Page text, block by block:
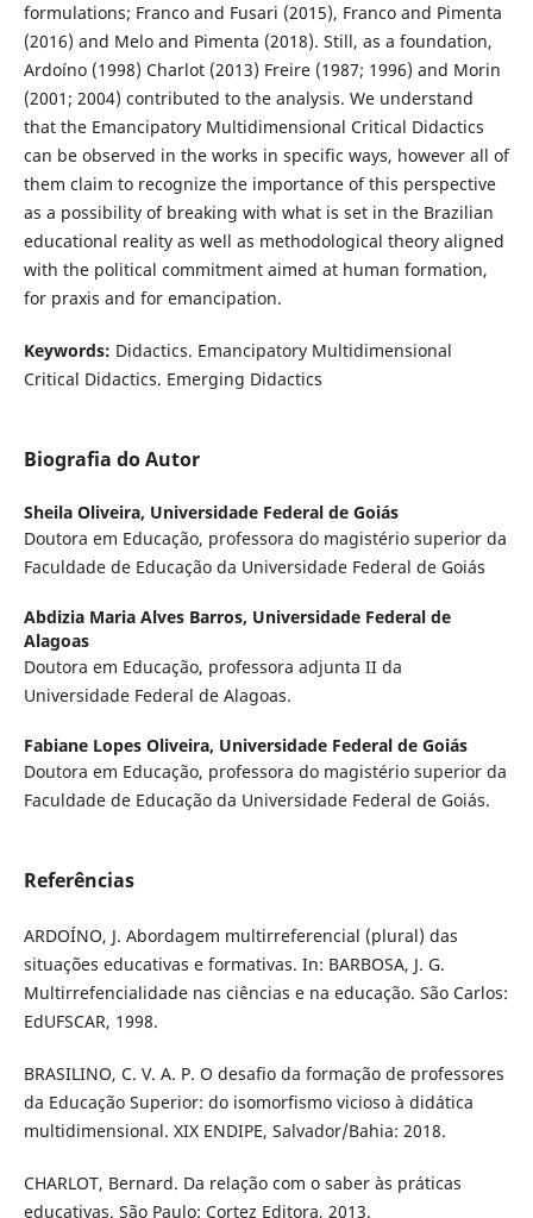
formulations; Franco and Fusari (2015), Franco and Pimenta
(2016) and Melo and Pimenta (2018). Still, as a foundation,
Ardoíno (1998) Charlot (2013) Freire (1987; 1996) and Morin
(2001; 2004) contributed to the analysis. We understand
that the Emancipatory Multidimensional Critical Didactics
can be observed in the works in specific ways, however all of
them claim to recognize the importance of this perspective
as a possibility of breaking with what is set in the Brazilian
educational reality as well as methodological theory aligned
with the political commitment aimed at human formation,
for praxis and for emancipation.
Keywords: Didactics. Emancipatory Multidimensional
Critical Didactics. Emerging Didactics
Biografia do Autor
Sheila Oliveira, Universidade Federal de Goiás
Doutora em Educação, professora do magistério superior da
Faculdade de Educação da Universidade Federal de Goiás
Abdizia Maria Alves Barros, Universidade Federal de
Alagoas
Doutora em Educação, professora adjunta II da
Universidade Federal de Alagoas.
Fabiane Lopes Oliveira, Universidade Federal de Goiás
Doutora em Educação, professora do magistério superior da
Faculdade de Educação da Universidade Federal de Goiás.
Referências
ARDOÍNO, J. Abordagem multirreferencial (plural) das
situações educativas e formativas. In: BARBOSA, J. G.
Multirrefencialidade nas ciências e na educação. São Carlos:
EdUFSCAR, 1998.
BRASILINO, C. V. A. P. O desafio da formação de professores
da Educação Superior: do isomorfismo vicioso à didática
multidimensional. XIX ENDIPE, Salvador/Bahia: 2018.
CHARLOT, Bernard. Da relação com o saber às práticas
educativas. São Paulo: Cortez Editora, 2013.